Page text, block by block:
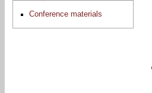
Conference materials